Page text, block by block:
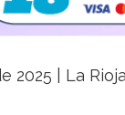
2025 | La